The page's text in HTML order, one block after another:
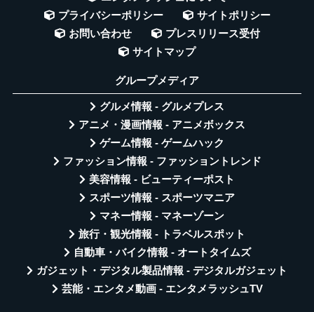
プライバシーポリシー
サイトポリシー
お問い合わせ
プレスリリース受付
サイトマップ
グループメディア
グルメ情報 - グルメプレス
アニメ・漫画情報 - アニメボックス
ゲーム情報 - ゲームハック
ファッション情報 - ファッショントレンド
美容情報 - ビューティーポスト
スポーツ情報 - スポーツマニア
マネー情報 - マネーゾーン
旅行・観光情報 - トラベルスポット
自動車・バイク情報 - オートタイムズ
ガジェット・デジタル製品情報 - デジタルガジェット
芸能・エンタメ動画 - エンタメラッシュTV